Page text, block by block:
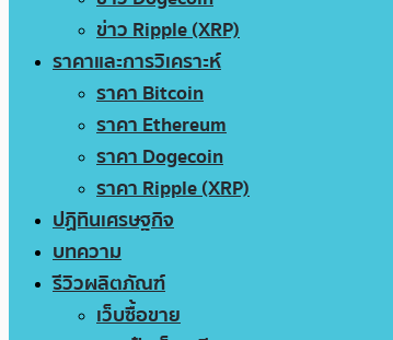
ข่าว Ripple (XRP)
ราคาและการวิเคราะห์
ราคา Bitcoin
ราคา Ethereum
ราคา Dogecoin
ราคา Ripple (XRP)
ปฏิทินเศรษฐกิจ
บทความ
รีวิวผลิตภัณฑ์
เว็บซื้อขาย